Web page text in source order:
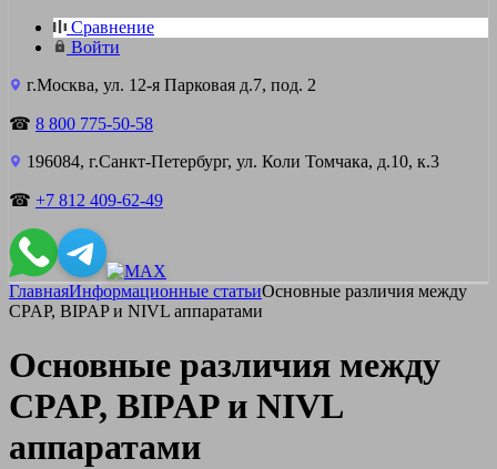
Сравнение
Войти
г.Москва, ул. 12-я Парковая д.7, под. 2
☎ 8 800 775-50-58
196084, г.Санкт-Петербург, ул. Коли Томчака, д.10, к.3
☎ +7 812 409-62-49
ГлавнаяИнформационные статьиОсновные различия между
CPAP, BIPAP и NIVL аппаратами
Основные различия между
CPAP, BIPAP и NIVL
аппаратами